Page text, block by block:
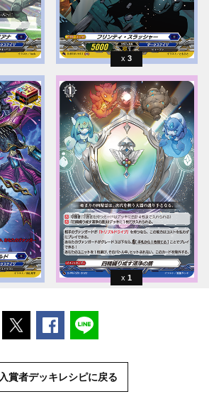
3
1
ポストするFacebookでシェアする
入賞者デッキレシピに戻る